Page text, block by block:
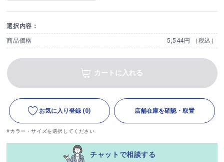
選択内容：
商品価格 5,544円 （税込）
カートに入れる
お気に入り登録 (0) 店舗在庫を確認・取置
※カラー・サイズを選択してください
チャットで相談する